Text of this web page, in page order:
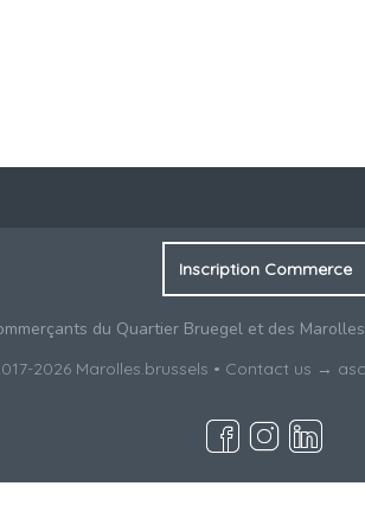
Inscription Commerce
du Quartier Bruegel et des Marolles
2026 Marolles.brussels • Contact us →